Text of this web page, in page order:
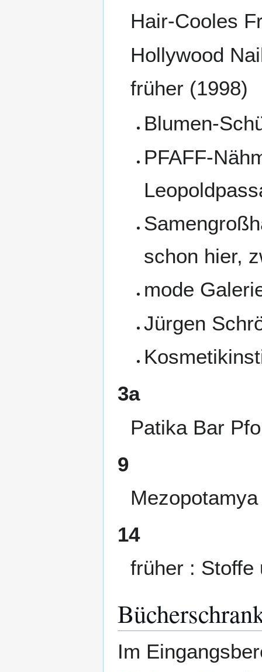
Hair-Cooles
Hollywood
früher (1998)
Blumen-
PFAFF-
schon hier,
mode
Jürgen
3a
Patika Bar
9
14
früher : Stoffe
Im